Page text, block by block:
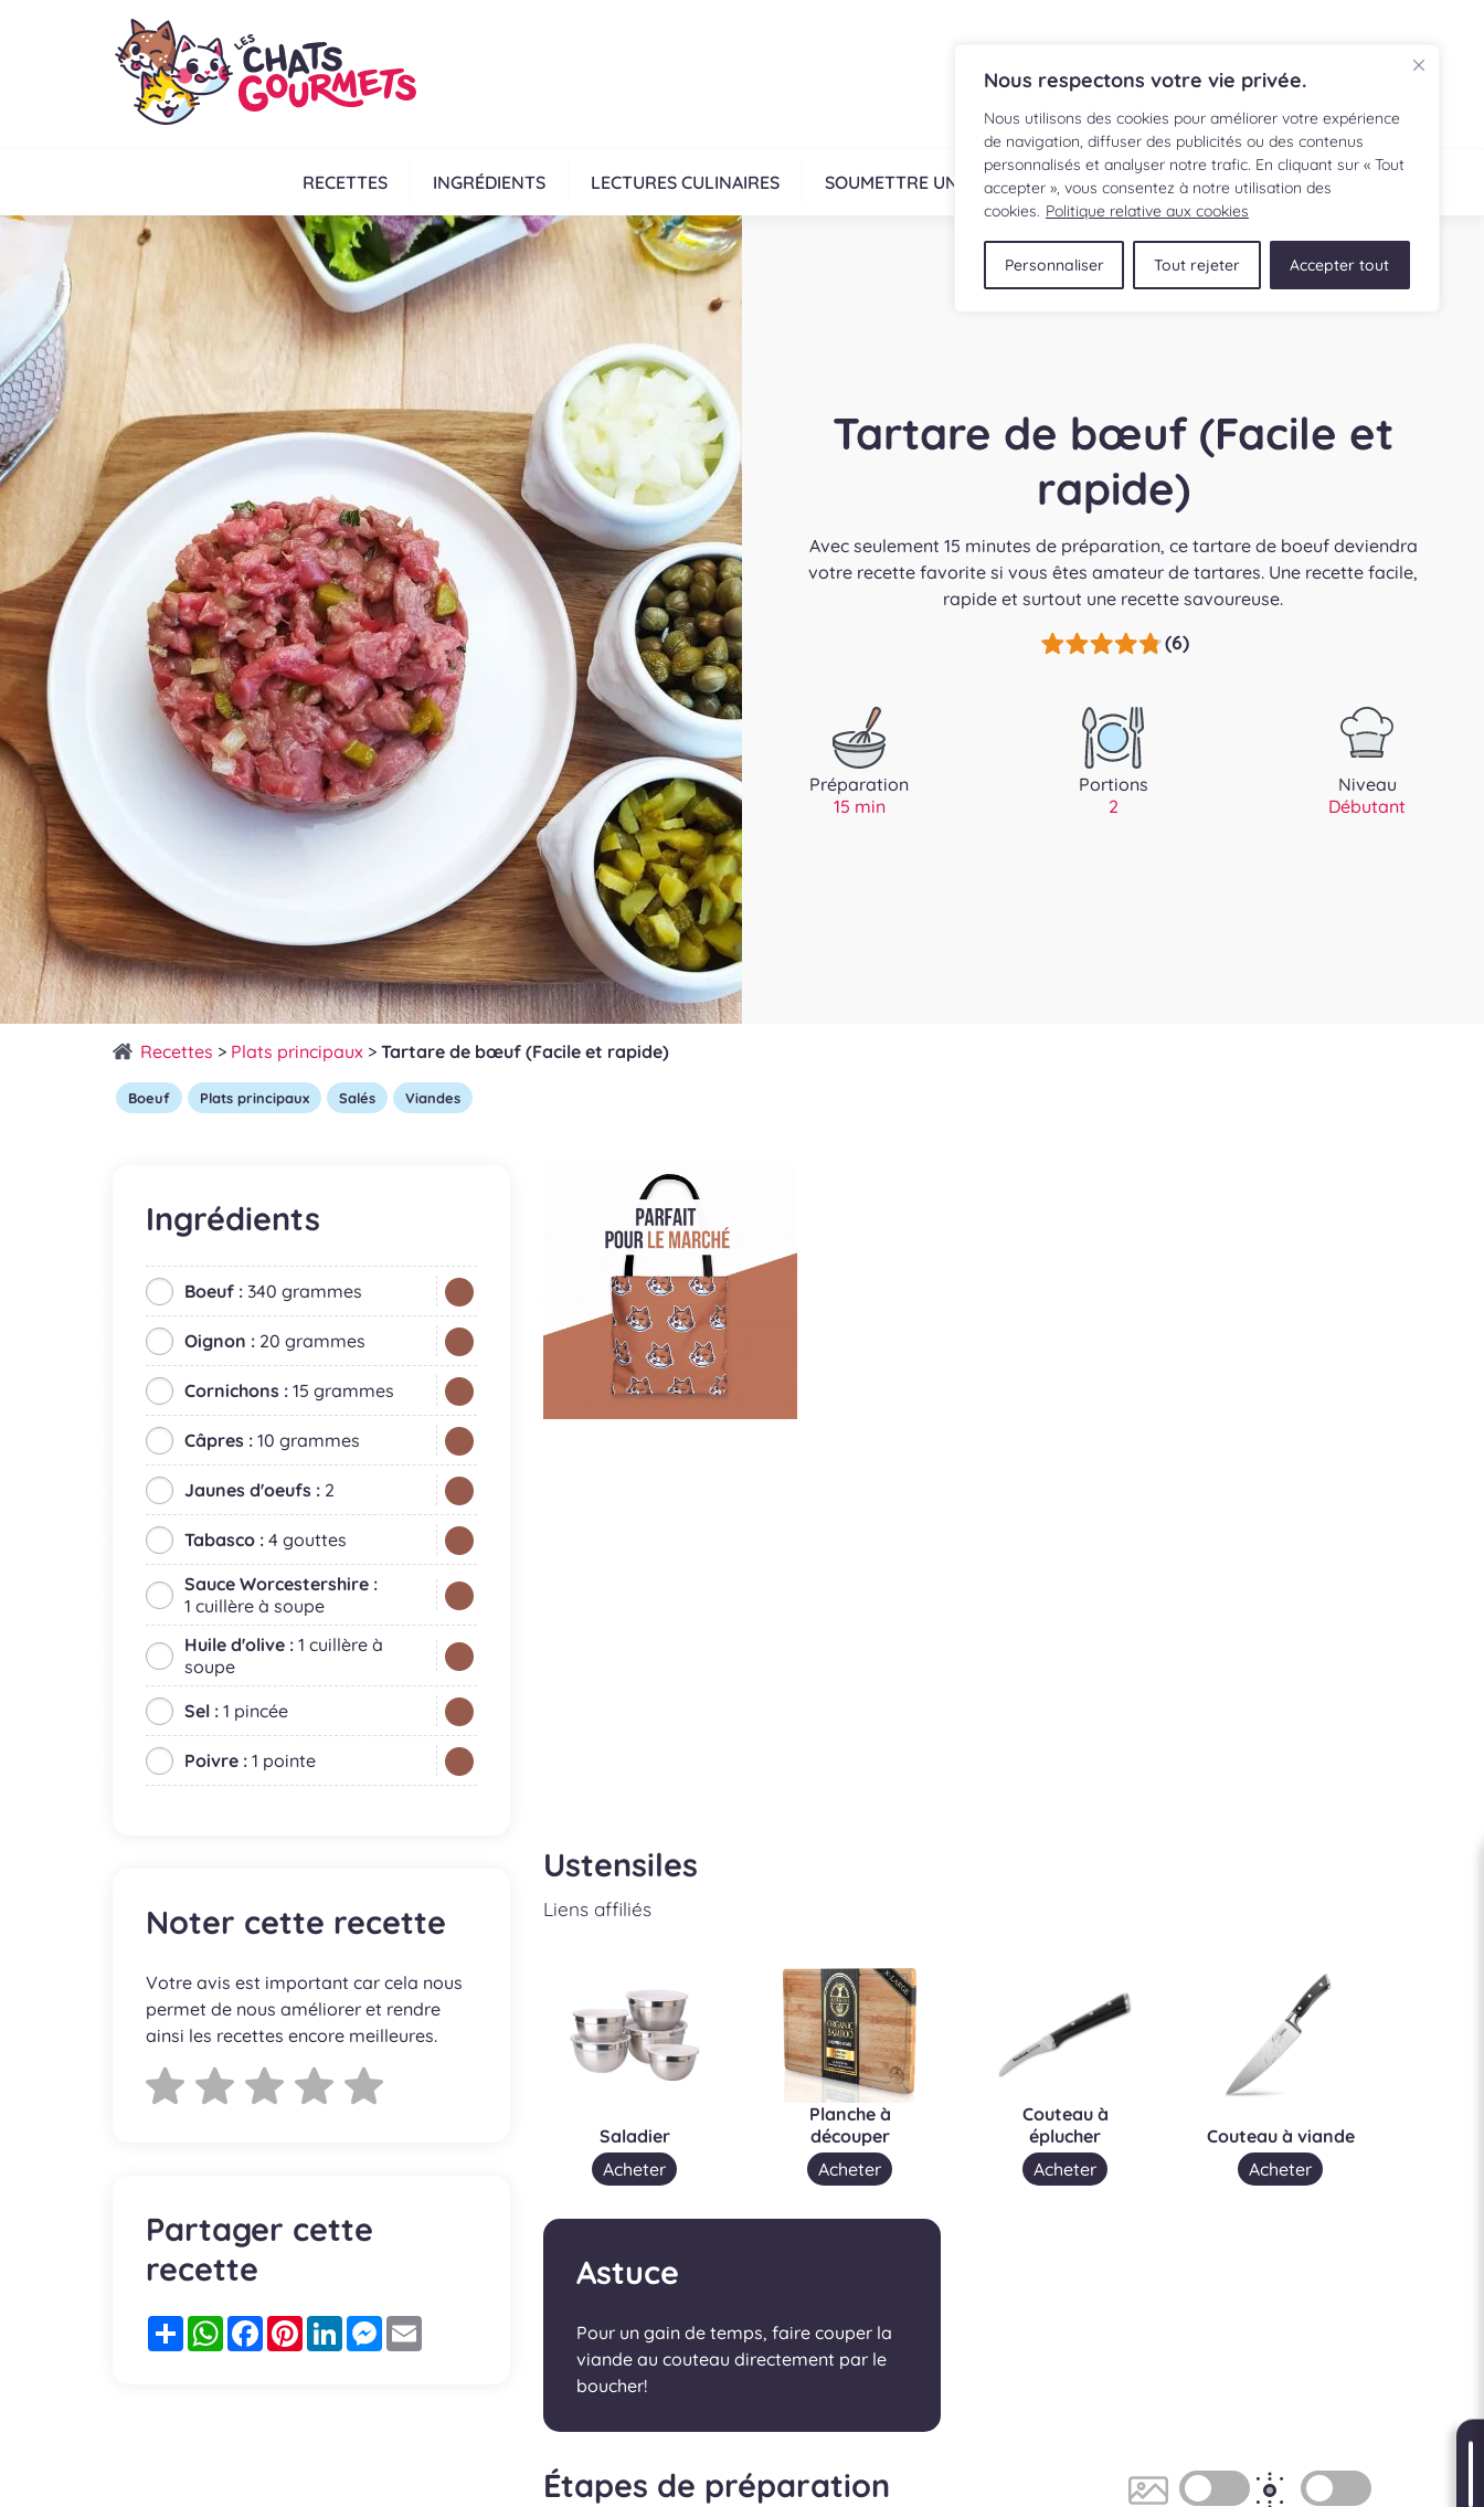
Nous respectons votre vie privée.
Nous utilisons des cookies pour améliorer votre expérience
de navigation, diffuser des publicités ou des contenus
personnalisés et analyser notre trafic. En cliquant sur « Tout
accepter », vous consentez à notre utilisation des
cookies. Politique relative aux cookies
Personnaliser Tout rejeter Accepter tout
RECETTES INGRÉDIENTS LECTURES CULINAIRES SOUMETTRE UNE RECETTE BOUTIQUE
Tartare de bœuf (Facile et
rapide)
Avec seulement 15 minutes de préparation, ce tartare de boeuf deviendra
votre recette favorite si vous êtes amateur de tartares. Une recette facile,
rapide et surtout une recette savoureuse.
(6)
Préparation
15 min
Portions
2
Niveau
Débutant
Recettes > Plats principaux > Tartare de bœuf (Facile et rapide)
Boeuf Plats principaux Salés Viandes
Ingrédients
Boeuf : 340 grammes
Oignon : 20 grammes
Cornichons : 15 grammes
Câpres : 10 grammes
Jaunes d'oeufs : 2
Tabasco : 4 gouttes
Sauce Worcestershire :
1 cuillère à soupe
Huile d'olive : 1 cuillère à
soupe
Sel : 1 pincée
Poivre : 1 pointe
Noter cette recette
Votre avis est important car cela nous
permet de nous améliorer et rendre
ainsi les recettes encore meilleures.
Partager cette
recette
PartagerWhatsApp
FacebookPinterestLinkedInMessenger
Ustensiles
Liens affiliés
Saladier
Acheter
Planche à
découper
Acheter
Couteau à
éplucher
Acheter
Couteau à viande
Acheter
Astuce
Pour un gain de temps, faire couper la
viande au couteau directement par le
boucher!
Étapes de préparation